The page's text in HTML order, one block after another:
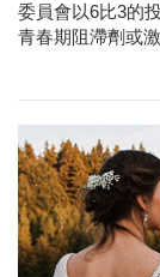
委員會以6比3的
青春期阻滯劑或